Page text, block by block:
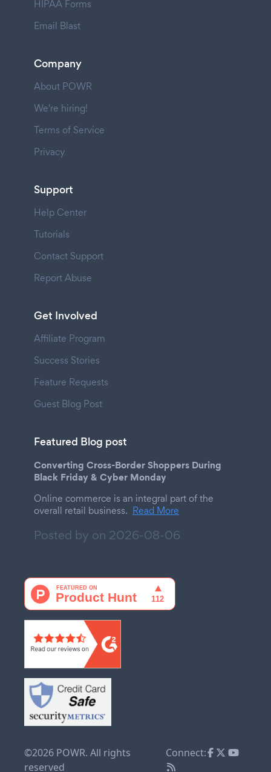
HIPAA Forms
Email Blast
Company
About POWR
We're hiring!
Terms of Service
Privacy
Support
Help Center
Tutorials
Contact Support
Report Abuse
Get Involved
Affiliate Program
Success Stories
Feature Requests
Guest Blog Post
Featured Blog post
Converting Cross-Border Shoppers During
Black Friday & Cyber Monday
Online commerce is an integral part of the
overall retail business. Read More
Posted by on 2026-08-06
©2026 POWR. All rights
reserved
Connect: